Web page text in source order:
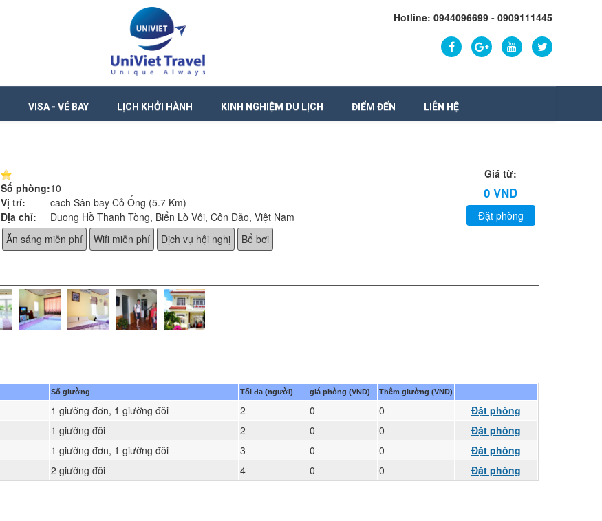
Hotline: 0944096699 - 0909111445
VISA - VÉ BAY LỊCH KHỞI HÀNH KINH NGHIỆM DU LỊCH ĐIỂM ĐẾN LIÊN HỆ
Số phòng:10
Vị trí:
cach Sân bay Cỏ Ống (5.7 Km)
Địa chỉ:
Duong Hồ Thanh Tòng, Biển Lò Vôi, Côn Đảo, Việt Nam
Ăn sáng miễn phí
Wifi miễn phí Dịch vụ hội nghị Bể bơi
Giá từ:
0 VND
Đặt phòng
Số giường Tối đa (người) giá phòng (VND) Thêm giường (VND)
1 giường đơn, 1 giường đôi 2 0 0
Đặt phòng
1 giường đôi 2 0 0
Đặt phòng
1 giường đơn, 1 giường đôi 3 0 0
Đặt phòng
2 giường đôi 4 0 0 Đặt phòng